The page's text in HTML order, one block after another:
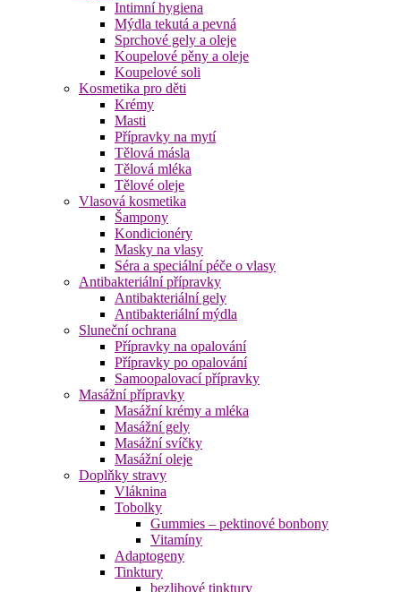
Intimní hygiena
Mýdla tekutá a pevná
Sprchové gely a oleje
Koupelové pěny a oleje
Koupelové soli
Kosmetika pro děti
Krémy
Masti
Přípravky na mytí
Tělová másla
Tělová mléka
Tělové oleje
Vlasová kosmetika
Šampony
Kondicionéry
Masky na vlasy
Séra a speciální péče o vlasy
Antibakteriální přípravky
Antibakteriální gely
Antibakteriální mýdla
Sluneční ochrana
Přípravky na opalování
Přípravky po opalování
Samoopalovací přípravky
Masážní přípravky
Masážní krémy a mléka
Masážní gely
Masážní svíčky
Masážní oleje
Doplňky stravy
Vláknina
Tobolky
Gummies – pektinové bonbony
Vitamíny
Adaptogeny
Tinktury
bezlihové tinktury